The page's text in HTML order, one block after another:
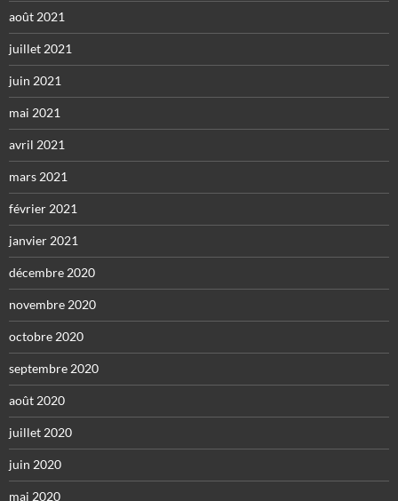
août 2021
juillet 2021
juin 2021
mai 2021
avril 2021
mars 2021
février 2021
janvier 2021
décembre 2020
novembre 2020
octobre 2020
septembre 2020
août 2020
juillet 2020
juin 2020
mai 2020